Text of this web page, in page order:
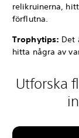
relikruinerna,
förflutna.
Trophytips: Det
hitta några av
Utforska